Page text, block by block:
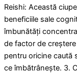
Reishi: Această
beneficiile sale
îmbunătăți
de factor de
pentru oricine caută
ce îmbătrânește. 3.